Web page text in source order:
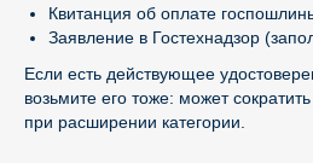
Квитанция об оплате
Заявление в Гостехнадзор
Если есть действующее
возьмите его тоже: может
при расширении категории.